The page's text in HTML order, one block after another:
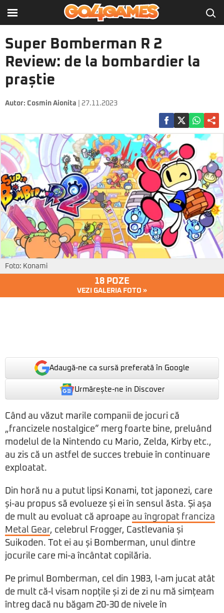
Super Bomberman R 2
Review: de la bombardier la
praștie
Autor: Cosmin Aionita | 27.11.2023
Foto: Konami
18 POZE
VEZI GALERIA FOTO »
Adaugă-ne ca sursă preferată în Google
Urmărește-ne in Discover
Când au văzut marile companii de jocuri că
„francizele nostalgice” merg foarte bine, preluând
modelul de la Nintendo cu Mario, Zelda, Kirby etc.,
au zis că un astfel de succes trebuie în continuare
exploatat.
Din horă nu a putut lipsi Konami, tot japonezi, care
și-au propus să evolueze și ei în sensul ăsta. Și așa
de mult au evoluat că aproape au îngropat franciza
Metal Gear, celebrul Frogger, Castlevania și
Suikoden. Tot ei au și Bomberman, unul dintre
jocurile care mi-a încântat copilăria.
Pe primul Bomberman, cel din 1983, l-am jucat atât
de mult că-l visam nopțile și zi de zi nu mă simțeam
întreg dacă nu băgam 20-30 de nivele în